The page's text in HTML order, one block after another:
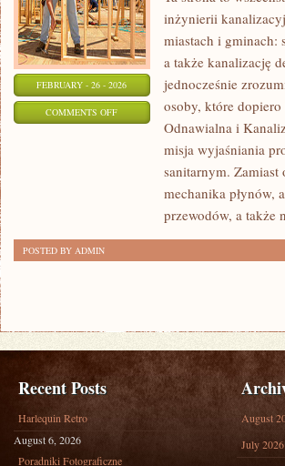
FEBRUARY - 26 - 2026
COMMENTS OFFON
ENERGETYKA
KONWENCJONALNA
inżynierii
miastach i gminach:
a także kanalizację
jednocześnie
osoby, które
Odnawialna i
misja wyjaśniania
sanitarnym.
mechanika płynów,
przewodów, a także
POSTED BY ADMIN
Recent Posts
Harlequin Retro
August 6, 2026
Poradniki Fotograficzne
August
July 2026